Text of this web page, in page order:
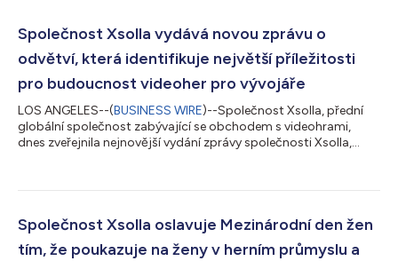
Společnost Xsolla vydává novou zprávu o
odvětví, která identifikuje největší příležitosti
pro budoucnost videoher pro vývojáře
LOS ANGELES--(BUSINESS WIRE)--Společnost Xsolla, přední
globální společnost zabývající se obchodem s videohrami,
dnes zveřejnila nejnovější vydání zprávy společnosti Xsolla,
poskytuje poznatky ze spolupráce s tisíci studii, které mapují,
průmysl zůstává mimořádně dynamický a recept na úspěch se
mění. Studia, která přizpůsob...
Společnost Xsolla oslavuje Mezinárodní den žen
tím, že poukazuje na ženy v herním průmyslu a